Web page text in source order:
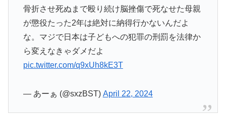
骨折させ死ぬまで殴り続け脳挫傷で死なせた母親
が懲役たった2年は絶対に納得行かないんだよ
な。マジで日本は子どもへの犯罪の刑罰を法律か
ら変えなきゃダメだよ
pic.twitter.com/q9xUh8kE3T
— あーぁ (@sxzBST) April 22, 2024